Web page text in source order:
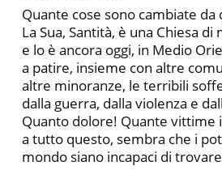
Quante cose sono cambiate
La Sua, Santità, è una Chiesa
e lo è ancora oggi, in Medio
a patire, insieme con altre
altre minoranze, le terribili
dalla guerra, dalla violenza e
Quanto dolore! Quante vittime
a tutto questo, sembra che i
mondo siano incapaci di